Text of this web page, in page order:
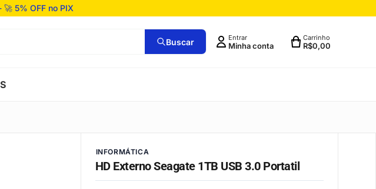
5% OFF no PIX
Buscar Entrar
Minha conta
Carrinho
R$0,00
INFORMÁTICA
HD Externo Seagate 1TB USB 3.0 Portatil